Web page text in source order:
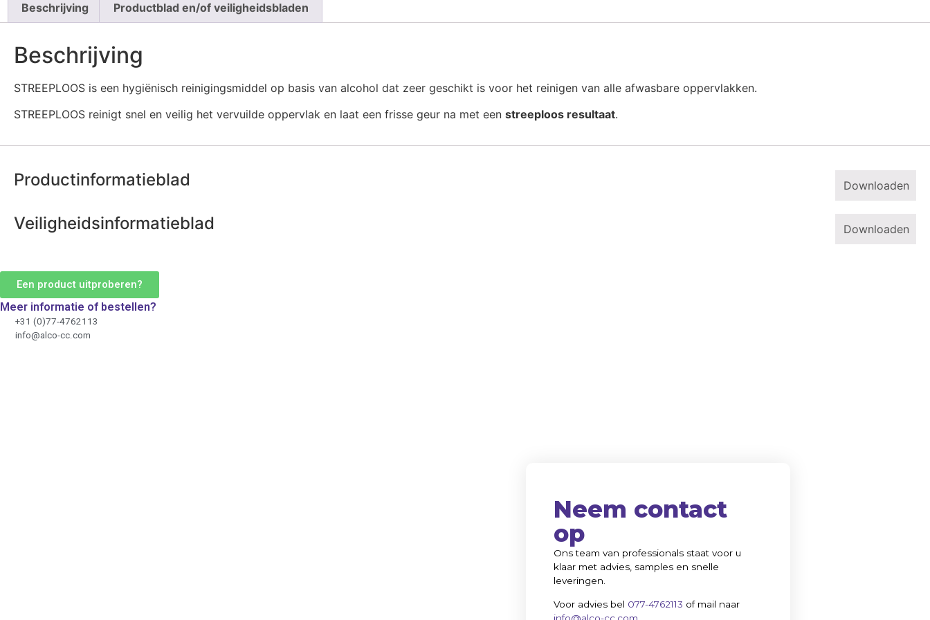
Beschrijving Productblad en/of veiligheidsbladen
Beschrijving
STREEPLOOS is een hygiënisch reinigingsmiddel op basis van alcohol dat zeer geschikt is voor het reinigen van alle afwasbare oppervlakken.
STREEPLOOS reinigt snel en veilig het vervuilde oppervlak en laat een frisse geur na met een streeploos resultaat.
Productinformatieblad Downloaden
Veiligheidsinformatieblad Downloaden
Een product uitproberen?
Meer informatie of bestellen?
+31 (0)77-4762113
info@alco-cc.com
Neem contact
op
Ons team van professionals staat voor u
klaar met advies, samples en snelle
leveringen.
Voor advies bel 077-4762113 of mail naar